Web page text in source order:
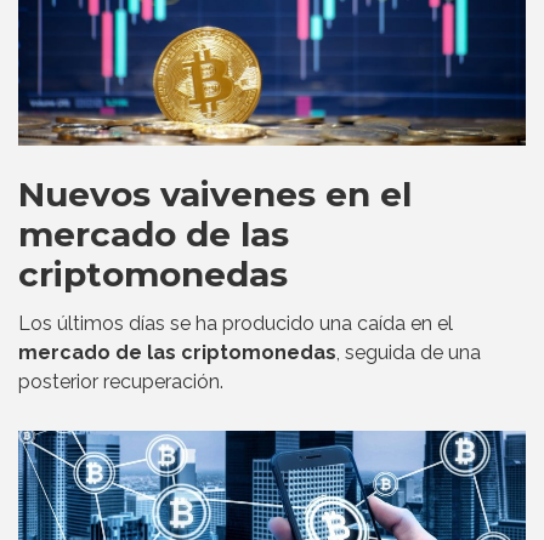
Nuevos vaivenes en el
mercado de las
criptomonedas
Los últimos días se ha producido una caída en el
mercado de las criptomonedas, seguida de una
posterior recuperación.